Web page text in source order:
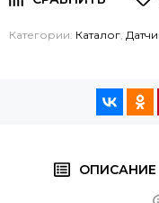
Категории: Каталог,
ОПИСАНИЕ